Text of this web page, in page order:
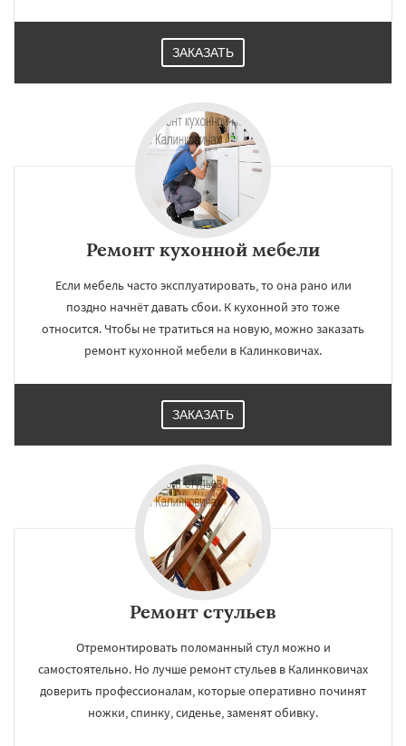
ЗАКАЗАТЬ
Ремонт кухонной мебели
Если мебель часто эксплуатировать, то она рано или
поздно начнёт давать сбои. К кухонной это тоже
относится. Чтобы не тратиться на новую, можно заказать
ремонт кухонной мебели в Калинковичах.
ЗАКАЗАТЬ
Ремонт стульев
Отремонтировать поломанный стул можно и
самостоятельно. Но лучше ремонт стульев в Калинковичах
доверить профессионалам, которые оперативно починят
ножки, спинку, сиденье, заменят обивку.